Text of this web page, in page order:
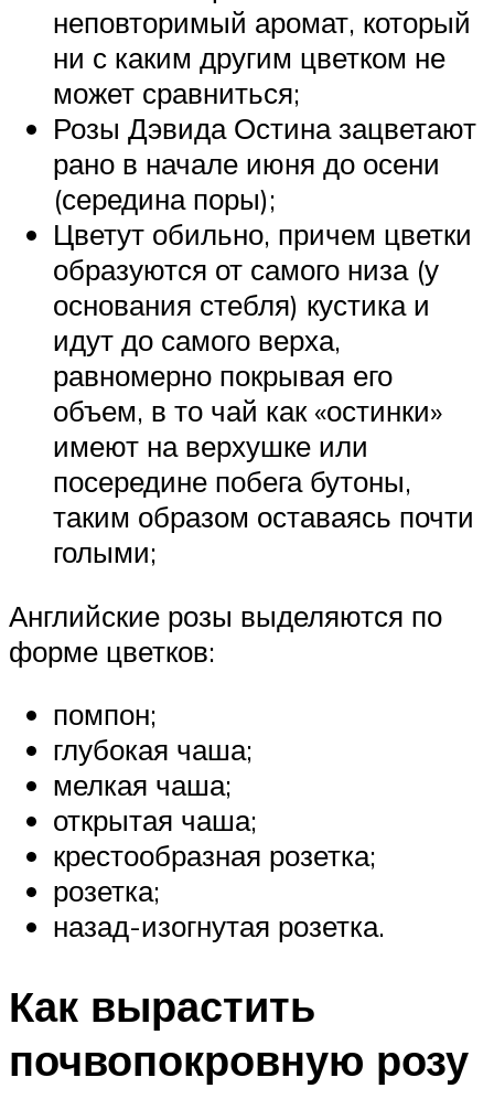
неповторимый аромат, который
ни с каким другим цветком не
может сравниться;
Розы Дэвида Остина зацветают
рано в начале июня до осени
(середина поры);
Цветут обильно, причем цветки
образуются от самого низа (у
основания стебля) кустика и
идут до самого верха,
равномерно покрывая его
объем, в то чай как «остинки»
имеют на верхушке или
посередине побега бутоны,
таким образом оставаясь почти
голыми;
Английские розы выделяются по
форме цветков:
помпон;
глубокая чаша;
мелкая чаша;
открытая чаша;
крестообразная розетка;
розетка;
назад-изогнутая розетка.
Как вырастить
почвопокровную розу